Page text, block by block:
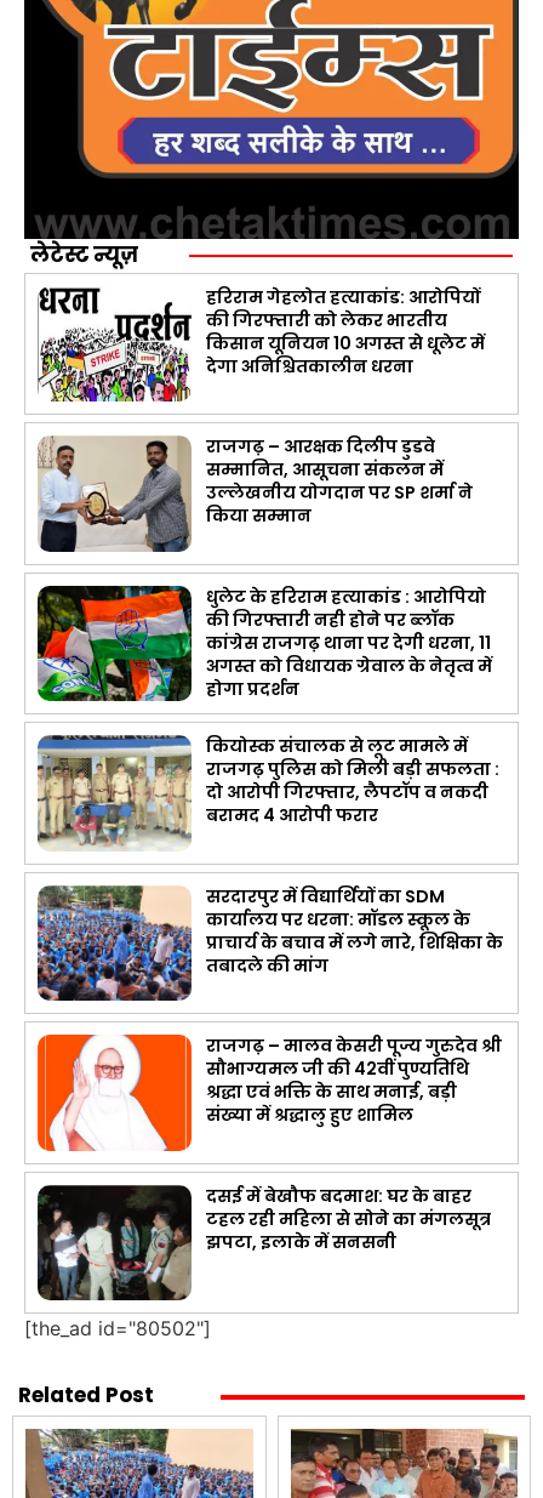
लेटेस्ट न्यूज़
हरिराम गेहलोत हत्याकांड: आरोपियों
की गिरफ्तारी को लेकर भारतीय
किसान यूनियन 10 अगस्त से धूलेट में
देगा अनिश्चितकालीन धरना
राजगढ़ – आरक्षक दिलीप डुडवे
सम्मानित, आसूचना संकलन में
उल्लेखनीय योगदान पर SP शर्मा ने
किया सम्मान
धुलेट के हरिराम हत्याकांड : आरोपियो
की गिरफ्तारी नही होने पर ब्लॉक
कांग्रेस राजगढ़ थाना पर देगी धरना, 11
अगस्त को विधायक ग्रेवाल के नेतृत्व में
होगा प्रदर्शन
कियोस्क संचालक से लूट मामले में
राजगढ़ पुलिस को मिली बड़ी सफलता :
दो आरोपी गिरफ्तार, लैपटॉप व नकदी
बरामद 4 आरोपी फरार
सरदारपुर में विद्यार्थियों का SDM
कार्यालय पर धरना: मॉडल स्कूल के
प्राचार्य के बचाव में लगे नारे, शिक्षिका के
तबादले की मांग
राजगढ़ – मालव केसरी पूज्य गुरुदेव श्री
सौभाग्यमल जी की 42वीं पुण्यतिथि
श्रद्धा एवं भक्ति के साथ मनाई, बड़ी
संख्या में श्रद्धालु हुए शामिल
दसई में बेखौफ बदमाश: घर के बाहर
टहल रही महिला से सोने का मंगलसूत्र
झपटा, इलाके में सनसनी
[the_ad id="80502"]
Related Post